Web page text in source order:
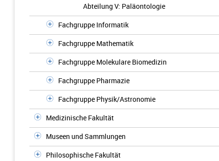
Abteilung V: Paläontologie
Fachgruppe Informatik
Fachgruppe Mathematik
Fachgruppe Molekulare Biomedizin
Fachgruppe Pharmazie
Fachgruppe Physik/Astronomie
Medizinische Fakultät
Museen und Sammlungen
Philosophische Fakultät